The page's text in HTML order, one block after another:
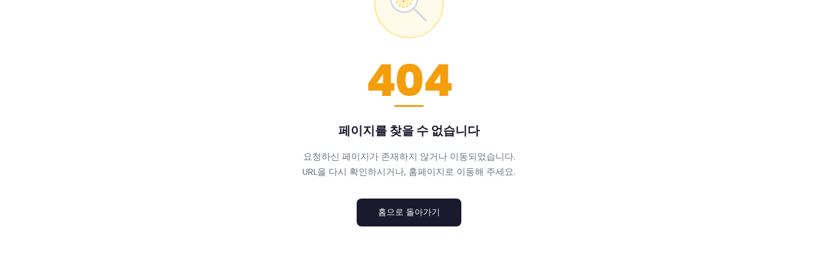
404
페이지를 찾을 수 없습니다
요청하신 페이지가 존재하지 않거나 이동되었습니다.
URL을 다시 확인하시거나, 홈페이지로 이동해 주세요.
홈으로 돌아가기